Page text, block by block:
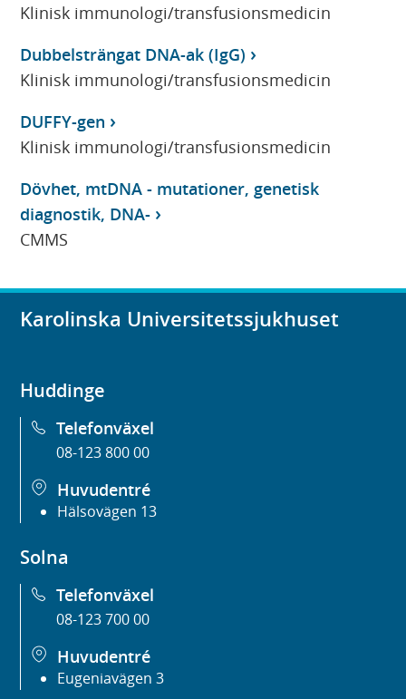
Klinisk immunologi/transfusionsmedicin
Dubbelsträngat DNA-ak (IgG)
Klinisk immunologi/transfusionsmedicin
DUFFY-gen
Klinisk immunologi/transfusionsmedicin
Dövhet, mtDNA - mutationer, genetisk
diagnostik, DNA-
CMMS
Karolinska Universitetssjukhuset
Huddinge
Telefonväxel
08-123 800 00
Huvudentré
Hälsovägen 13
Solna
Telefonväxel
08-123 700 00
Huvudentré
Eugeniavägen 3